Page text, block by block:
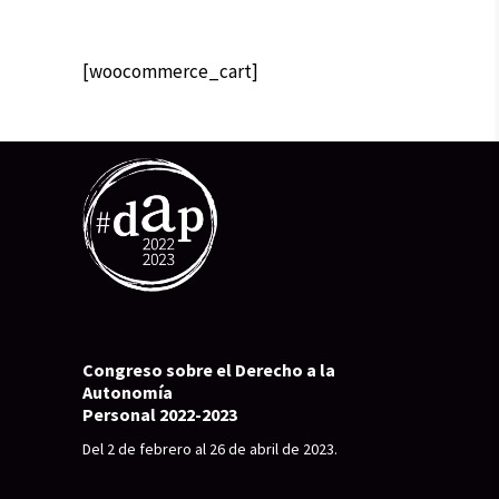
[woocommerce_cart]
Congreso sobre el Derecho a la
Autonomía
Personal 2022-2023
Del 2 de febrero al 26 de abril de 2023.